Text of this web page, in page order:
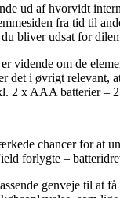
ud af hvorvidt
fra tid til
bliver udsat for
vidende om de
det i øvrigt relevant,
2 x AAA batterier –
chancer for at
forlygte –
genveje til at